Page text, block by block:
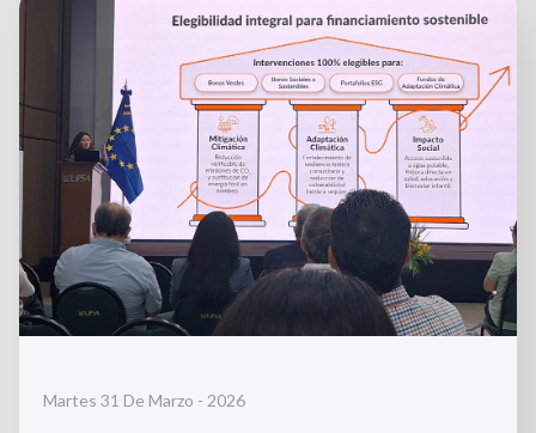
Martes 31 De Marzo - 2026